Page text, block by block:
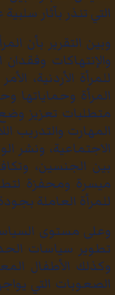
التي تنذر بآثار
وبين التقرير بأن
والإنتهاكات
للمرأة الأردنية،
المرأة وحماياتها
متطلبات تعزيز وضع
المهارت والتدريب
الاجتماعية، ونشر
بين الجنسين،
ميسرة ومحفزة
للمرأة العاملة
وعلى مستوى
تطوير سياسات
وكذلك الأطفال
الصعوبات التي